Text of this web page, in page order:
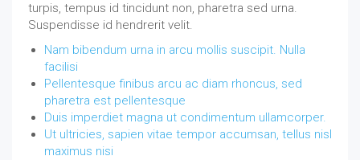
turpis, tempus id tincidunt non, pharetra sed urna.
Suspendisse id hendrerit velit.
Nam bibendum urna in arcu mollis suscipit. Nulla
facilisi
Pellentesque finibus arcu ac diam rhoncus, sed
pharetra est pellentesque
Duis imperdiet magna ut condimentum ullamcorper.
Ut ultricies, sapien vitae tempor accumsan, tellus nisl
maximus nisi